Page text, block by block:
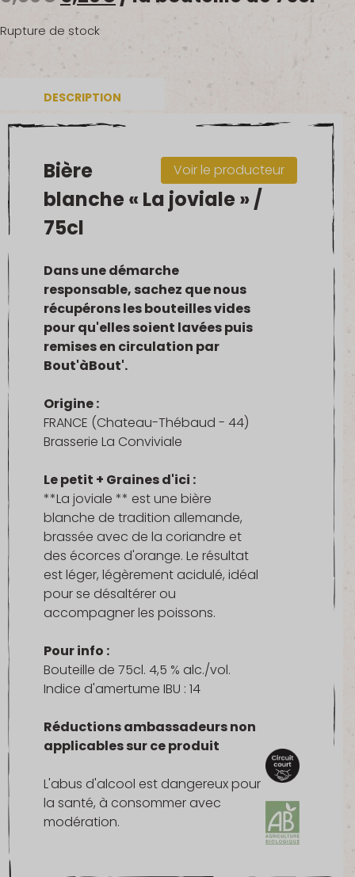
prix
initial
était :
6,00€.
prix
actuel
est :
5,20€.
Rupture de stock
DESCRIPTION
Voir le producteur
Bière
blanche « La joviale » /
75cl
Dans une démarche
responsable, sachez que nous
récupérons les bouteilles vides
pour qu'elles soient lavées puis
remises en circulation par
Bout'àBout'.
Origine :
FRANCE (Chateau-Thébaud - 44)
Brasserie La Conviviale
Le petit + Graines d'ici :
**La joviale ** est une bière
blanche de tradition allemande,
brassée avec de la coriandre et
des écorces d'orange. Le résultat
est léger, légèrement acidulé, idéal
pour se désaltérer ou
accompagner les poissons.
Pour info :
Bouteille de 75cl. 4,5 % alc./vol.
Indice d'amertume IBU : 14
Réductions ambassadeurs non
applicables sur ce produit
L'abus d'alcool est dangereux pour
la santé, à consommer avec
modération.